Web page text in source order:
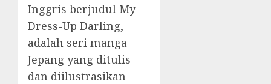
Inggris berjudul My
Dress-Up Darling,
adalah seri manga
Jepang yang ditulis
dan diilustrasikan